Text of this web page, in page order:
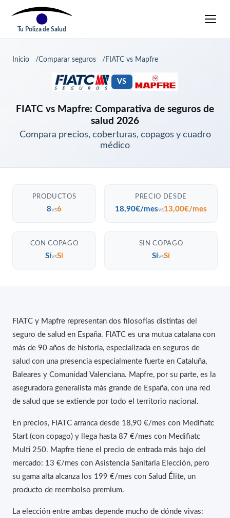
Tu Poliza de Salud
Inicio Comparar seguros FIATC vs Mapfre
VS
FIATC vs Mapfre: Comparativa de seguros de
salud 2026
Compara precios, coberturas, copagos y cuadro
médico
PRODUCTOS
8vs6
PRECIO DESDE
18,90€/mesvs13,00€/mes
CON COPAGO
SívsSí
SIN COPAGO
SívsSí
FIATC y Mapfre representan dos filosofías distintas del
seguro de salud en España. FIATC es una mutua catalana con
más de 90 años de historia, especializada en seguros de
salud con una presencia especialmente fuerte en Cataluña,
Baleares y Comunidad Valenciana. Mapfre, por su parte, es la
aseguradora generalista más grande de España, con una red
de salud que se extiende por todo el territorio nacional.
En precios, FIATC arranca desde 18,90 €/mes con Medifiatc
Start (con copago) y llega hasta 87 €/mes con Medifiatc
Multi 250. Mapfre tiene el precio de entrada más bajo del
mercado: 13 €/mes con Asistencia Sanitaria Elección, pero
su gama alta alcanza los 199 €/mes con Salud Élite, un
producto de reembolso premium.
La elección entre ambas depende mucho de dónde vivas: